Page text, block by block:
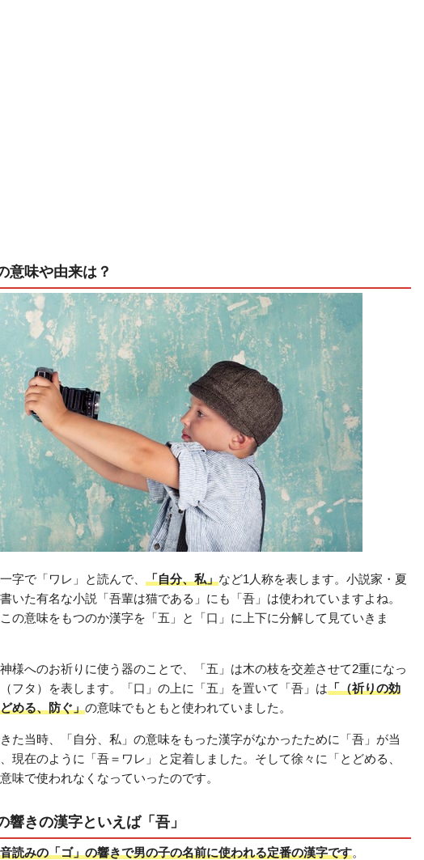
意味や由来は？
字で「ワレ」と読んで、 「自分、私」など1人称を表します。小説家・夏
いた有名な小説「吾輩は猫である」にも「吾」は使われていますよね。
の意味をもつのか漢字を「五」と「口」に上下に分解して見ていきま
様へのお祈りに使う器のことで、「五」は木の枝を交差させて2重になっ
フタ）を表します。「口」の上に「五」を置いて「吾」は「（祈りの効
める、防ぐ」の意味でもともと使われていました。
た当時、「自分、私」の意味をもった漢字がなかったために「吾」が当
現在のように「吾＝ワレ」と定着しました。そして徐々に「とどめる、
味で使われなくなっていったのです。
響きの漢字といえば「吾」
音読みの「ゴ」の響きで男の子の名前に使われる定番の漢字です。